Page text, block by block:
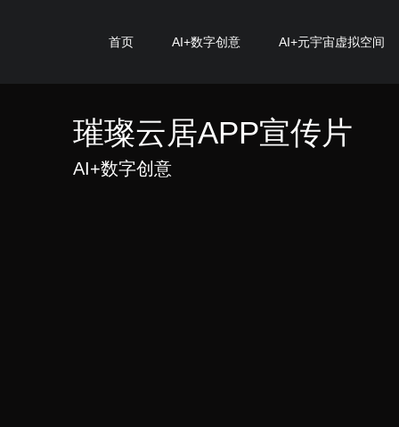
首页 AI+数字创意 AI+元宇宙虚拟空间
璀璨云居APP宣传片
AI+数字创意